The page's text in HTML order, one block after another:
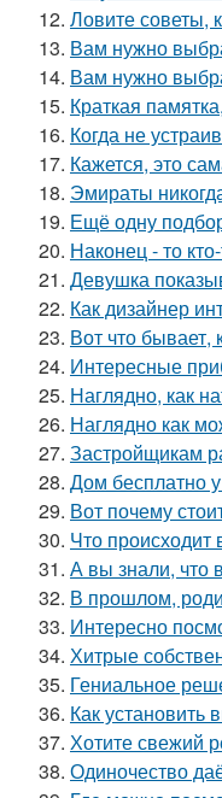
12. Ловите советы,
13. Вам нужно
14. Вам нужно
15. Краткая
16. Когда не
17. Кажется, это
18. Эмираты
19. Ещё одну
20. Наконец - то
21. Девушка
22. Как дизайнер
23. Вот что бывает,
24. Интересные
25. Наглядно, как
26. Наглядно как
27. Застройщикам
28. Дом бесплатно
29. Вот почему
30. Что
31. А вы знали, что
32. В прошлом,
33. Интересно
34. Хитрые
35. Гениальное
36. Как установить
37. Хотите свежий
38. Одиночество